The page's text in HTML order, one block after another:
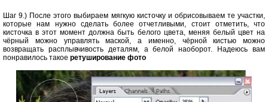
Шаг 9.) После этого выбираем мягкую кисточку и обрисовываем те участки,
которые нам нужно сделать более отчетливыми, стоит отметить, что
кисточка в этот момент должна быть белого цвета, меняя белый цвет на
чёрный можно управлять маской, а именно, чёрной кистью можно
возвращать расплывчивость деталям, а белой наоборот. Надеюсь вам
понравилось такое ретуширование фото